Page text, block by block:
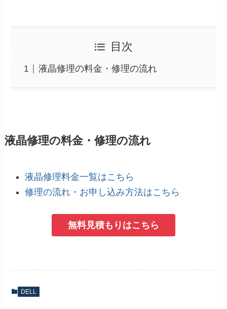
目次
液晶修理の料金・修理の流れ
液晶修理の料金・修理の流れ
液晶修理料金一覧はこちら
修理の流れ・お申し込み方法はこちら
無料見積もりはこちら
DELL